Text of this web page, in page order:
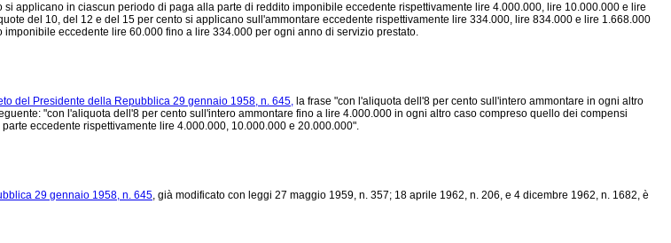
in ciascun periodo di paga alla parte di reddito imponibile eccedente rispettivamente lire 4.000.000, lire 10.000.000 e lire
del 10, del 12 e del 15 per cento si applicano sull'ammontare eccedente rispettivamente lire 334.000, lire 834.000 e lire 1.668.000
eccedente lire 60.000 fino a lire 334.000 per ogni anno di servizio prestato.
del Presidente della Repubblica 29 gennaio 1958, n. 645, la frase "con l'aliquota dell'8 per cento sull'intero ammontare in ogni altro
"con l'aliquota dell'8 per cento sull'intero ammontare fino a lire 4.000.000 in ogni altro caso compreso quello dei compensi
eccedente rispettivamente lire 4.000.000, 10.000.000 e 20.000.000".
29 gennaio 1958, n. 645, già modificato con leggi 27 maggio 1959, n. 357; 18 aprile 1962, n. 206, e 4 dicembre 1962, n. 1682, è